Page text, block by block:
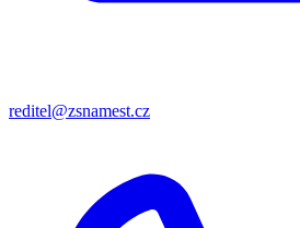
reditel@zsnamest.cz